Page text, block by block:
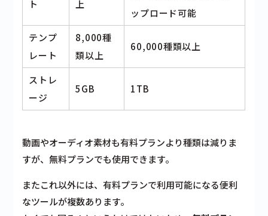
ト
上
ップロード可能
テンプ
レート
8,000種
類以上
60,000種類以上
ストレ
ージ
5GB 1TB
動画やオーディオ素材も有料プランより種類は減りま
すが、無料プランでも使用できます。
またこれ以外には、有料プランで利用可能になる便利
なツールが複数あります。